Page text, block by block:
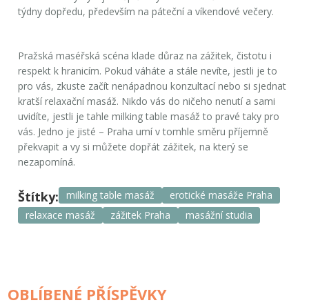
týdny dopředu, především na páteční a víkendové večery.
Pražská maséřská scéna klade důraz na zážitek, čistotu i
respekt k hranicím. Pokud váháte a stále nevíte, jestli je to
pro vás, zkuste začít nenápadnou konzultací nebo si sjednat
kratší relaxační masáž. Nikdo vás do ničeho nenutí a sami
uvidíte, jestli je tahlemilking table masáž to pravé taky pro
vás. Jedno je jisté – Praha umí v tomhle směru příjemně
překvapit a vy si můžete dopřát zážitek, na který se
nezapomíná.
Štítky: milking table masáž
erotické masáže Praha
relaxace masáž
zážitek Praha masážní studia
OBLÍBENÉ PŘÍSPĚVKY